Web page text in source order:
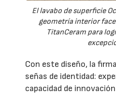
El lavabo de superficie
geometría interior
TitanCeram para
Con este diseño, la
señas de identidad:
capacidad de